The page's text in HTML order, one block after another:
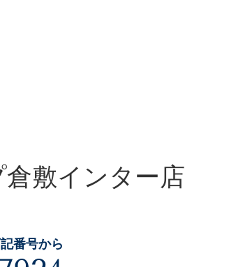
倉敷インター店
番号から